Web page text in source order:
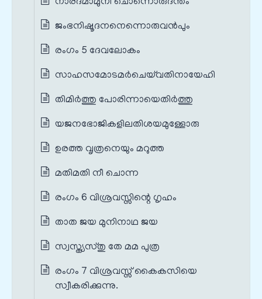
നാരദമാമുനി ചൊന്നൊരുദന്തം
ജംഭനിഷൂദനനെന്നൊരുവൻപും
രംഗം 5 ദേവലോകം
സാഹസമോടമർചെയ്‌വതിനായേഹി
തിമിർത്തു പോരിന്നായെതിർത്തു
യജനഭോജികളിലതിശയമുള്ളോരു
ഉരത്ത വൃത്രനെയും മറുത്ത
മതിമതി നീ ചൊന്ന
രംഗം 6 വിശ്രവസ്സിന്റെ ഗൃഹം
താത ജയ മുനിനാഥ ജയ
സ്വസ്ത്യസ്തു തേ മമ പുത്ര
രംഗം 7 വിശ്രവസ്സ് കൈകസിയെ
സ്വീകരിക്കുന്നു.